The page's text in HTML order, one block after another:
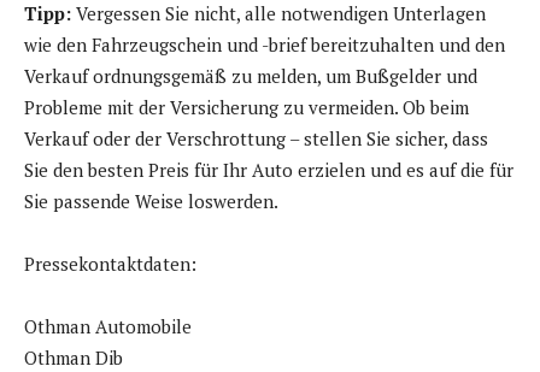
Tipp: Vergessen Sie nicht, alle notwendigen Unterlagen
wie den Fahrzeugschein und -brief bereitzuhalten und den
Verkauf ordnungsgemäß zu melden, um Bußgelder und
Probleme mit der Versicherung zu vermeiden. Ob beim
Verkauf oder der Verschrottung – stellen Sie sicher, dass
Sie den besten Preis für Ihr Auto erzielen und es auf die für
Sie passende Weise loswerden.
Pressekontaktdaten:
Othman Automobile
Othman Dib